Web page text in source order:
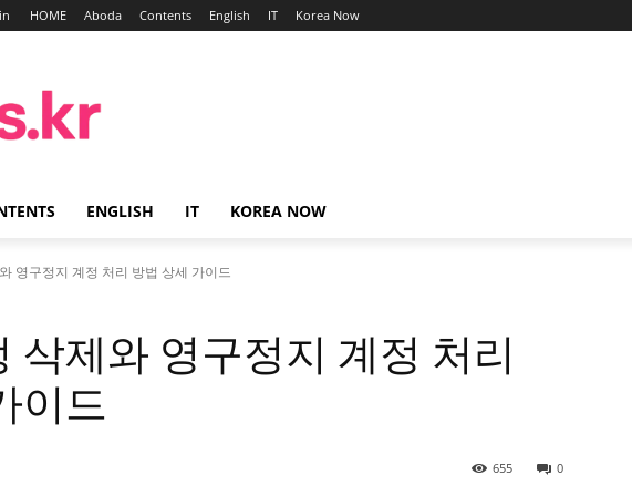
HOME Aboda Contents English IT Korea Now
ENGLISH IT KOREA NOW
영구정지 계정 처리 방법 상세 가이드
삭제와 영구정지 계정 처리
이드
0
655